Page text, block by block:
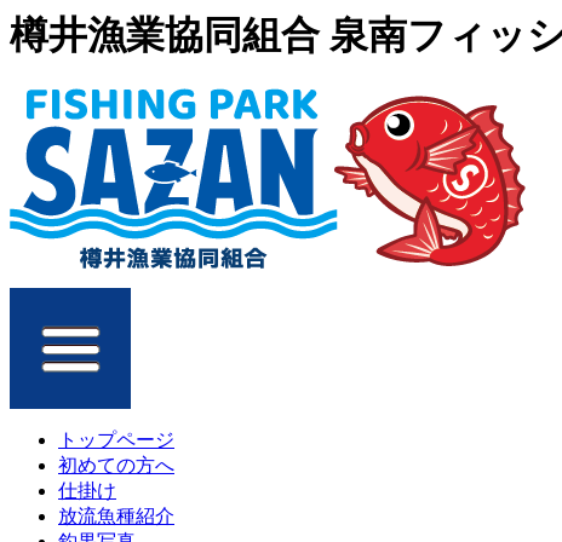
樽井漁業協同組合 泉南フィッ
トップページ
初めての方へ
仕掛け
放流魚種紹介